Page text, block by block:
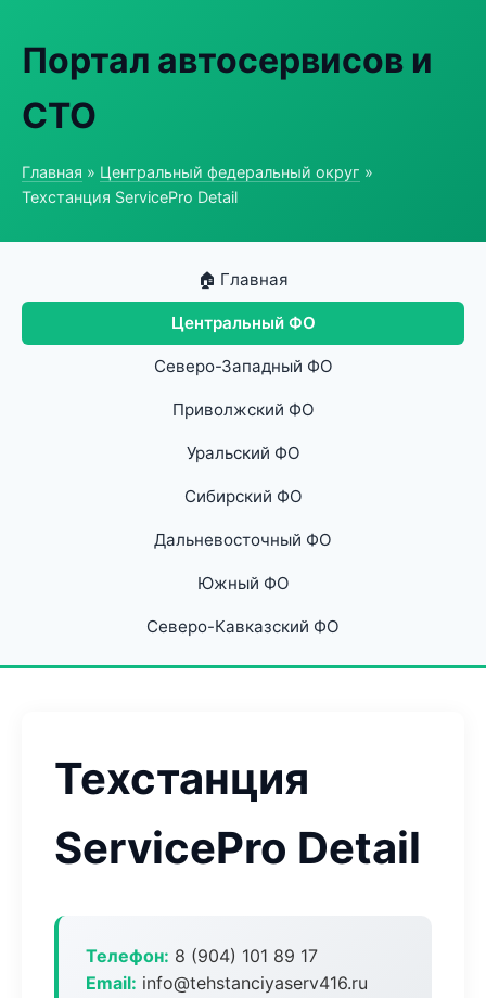
Портал автосервисов и
СТО
Главная » Центральный федеральный округ »
Техстанция ServicePro Detail
🏠 Главная
Центральный ФО
Северо-Западный ФО
Приволжский ФО
Уральский ФО
Сибирский ФО
Дальневосточный ФО
Южный ФО
Северо-Кавказский ФО
Техстанция
ServicePro Detail
Телефон: 8 (904) 101 89 17
Email: info@tehstanciyaserv416.ru